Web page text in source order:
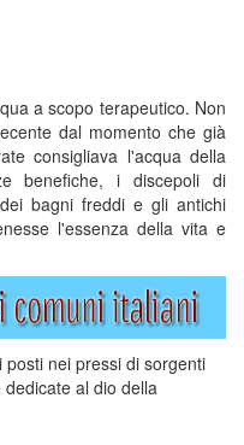
a scopo terapeutico. Non
dal momento che già
consigliava l'acqua della
benefiche, i discepoli di
bagni freddi e gli antichi
l'essenza della vita e
nei pressi di sorgenti
al dio della